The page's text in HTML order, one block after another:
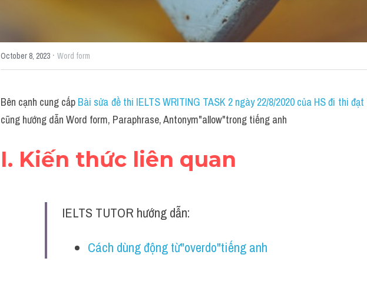
October 8, 2023 · Word form
Bên cạnh cung cấp Bài sửa đề thi IELTS WRITING TASK 2 ngày 22/8/2020 của HS đi thi
cũng hướng dẫn Word form, Paraphrase, Antonym"allow"trong tiếng anh
I. Kiến thức liên quan
IELTS TUTOR hướng dẫn:
Cách dùng động từ"overdo"tiếng anh